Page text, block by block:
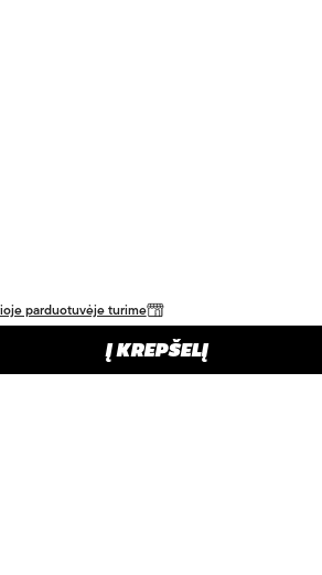
parduotuvėje turime
Į KREPŠELĮ